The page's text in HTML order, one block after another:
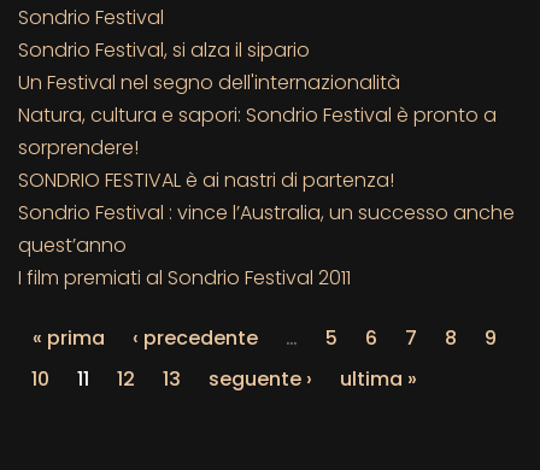
Sondrio Festival
Sondrio Festival, si alza il sipario
Un Festival nel segno dell'internazionalità
Natura, cultura e sapori: Sondrio Festival è pronto a
sorprendere!
SONDRIO FESTIVAL è ai nastri di partenza!
Sondrio Festival : vince l’Australia, un successo anche
quest’anno
I film premiati al Sondrio Festival 2011
« prima ‹ precedente … 5 6 7 8
9
10
11 12 13 seguente › ultima »